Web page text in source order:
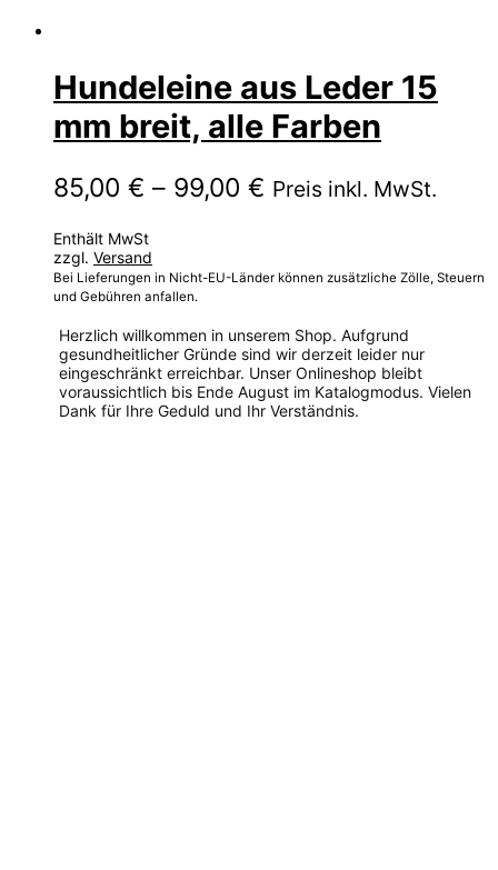
Hundeleine aus Leder 15
mm breit, alle Farben
85,00 € – 99,00 € Preisspanne:
99,00 €
Preis inkl. MwSt.
Enthält MwSt
zzgl. Versand
Bei Lieferungen in Nicht-EU-Länder können zusätzliche Zölle, Steuern
und Gebühren anfallen.
Herzlich willkommen in unserem Shop. Aufgrund
gesundheitlicher Gründe sind wir derzeit leider nur
eingeschränkt erreichbar. Unser Onlineshop bleibt
voraussichtlich bis Ende August im Katalogmodus. Vielen
Dank für Ihre Geduld und Ihr Verständnis.